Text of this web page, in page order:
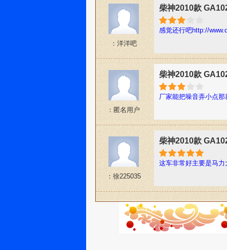
：洋洋吧
柴神2010款
感觉还行吧http://
：匿名用户
柴神2010款
厂家能把噪音弄小点
：徐225035
柴神2010款
这车非常好主要是马